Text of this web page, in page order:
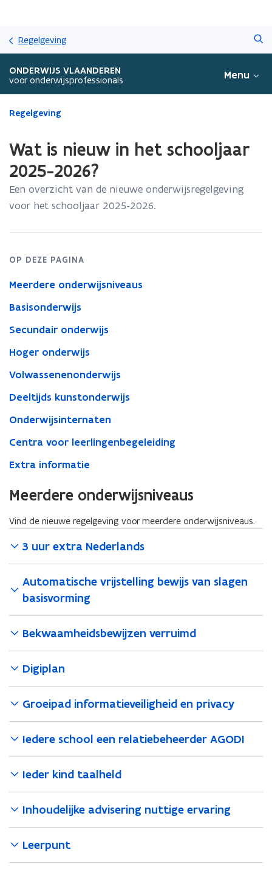
Regelgeving
ONDERWIJS VLAANDEREN
voor onderwijsprofessionals Menu
Gedaan
bevindt
zich
op:
Wat
schooljaar
2026?
Regelgeving
Wat is nieuw in het schooljaar
2025-2026?
Een overzicht van de nieuwe onderwijsregelgeving
voor het schooljaar 2025-2026.
OP DEZE PAGINA
Meerdere onderwijsniveaus
Basisonderwijs
Secundair onderwijs
Hoger onderwijs
Volwassenenonderwijs
Deeltijds kunstonderwijs
Onderwijsinternaten
Centra voor leerlingenbegeleiding
Extra informatie
Meerdere onderwijsniveaus
Vind de nieuwe regelgeving voor meerdere onderwijsniveaus.
3 uur extra Nederlands
Automatische vrijstelling bewijs van slagen
basisvorming
Bekwaamheidsbewijzen verruimd
Digiplan
Groeipad informatieveiligheid en privacy
Iedere school een relatiebeheerder AGODI
Ieder kind taalheld
Inhoudelijke advisering nuttige ervaring
Leerpunt